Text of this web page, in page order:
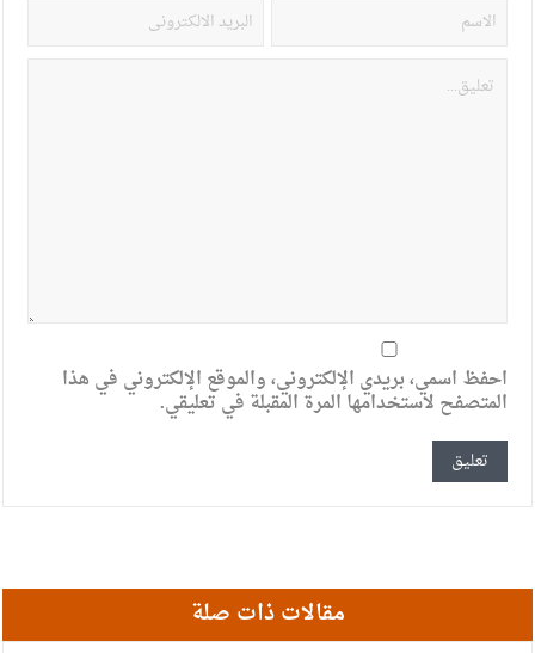
احفظ اسمي، بريدي الإلكتروني، والموقع الإلكتروني في هذا
المتصفح لاستخدامها المرة المقبلة في تعليقي.
مقالات ذات صلة